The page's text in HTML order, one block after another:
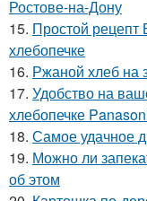
Ростове-на-Дону
15. Простой рецепт
хлебопечке
16. Ржаной хлеб на
17. Удобство на
хлебопечке
18. Самое удачное
19. Можно ли
об этом